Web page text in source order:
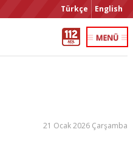
Türkçe English
21 Ocak 2026 Çarşamba